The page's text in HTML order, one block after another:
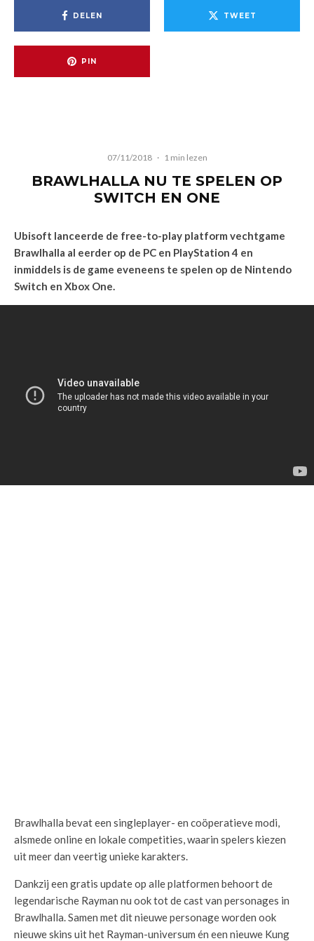
DELEN TWEET
PIN
07/11/2018 · 1 min lezen
BRAWLHALLA NU TE SPELEN OP
SWITCH EN ONE
Ubisoft lanceerde de free-to-play platform vechtgame
Brawlhalla al eerder op de PC en PlayStation 4 en
inmiddels is de game eveneens te spelen op de Nintendo
Switch en Xbox One.
Brawlhalla bevat een singleplayer- en coöperatieve modi,
alsmede online en lokale competities, waarin spelers kiezen
uit meer dan veertig unieke karakters.
Dankzij een gratis update op alle platformen behoort de
legendarische Rayman nu ook tot de cast van personages in
Brawlhalla. Samen met dit nieuwe personage worden ook
nieuwe skins uit het Rayman-universum én een nieuwe Kung